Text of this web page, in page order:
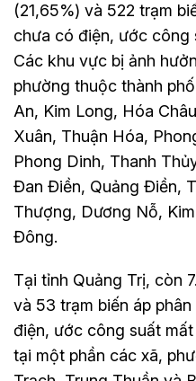
(21,65%) và 522 trạm
chưa có điện, ước công
Các khu vực bị ảnh
phường thuộc thành
An, Kim Long, Hóa
Xuân, Thuận Hóa,
Phong Dinh, Thanh
Đan Điền, Quảng Điền,
Thượng, Dương Nỗ,
Đông.
Tại tỉnh Quảng Trị, còn
và 53 trạm biến áp
điện, ước công suất
tại một phần các xã,